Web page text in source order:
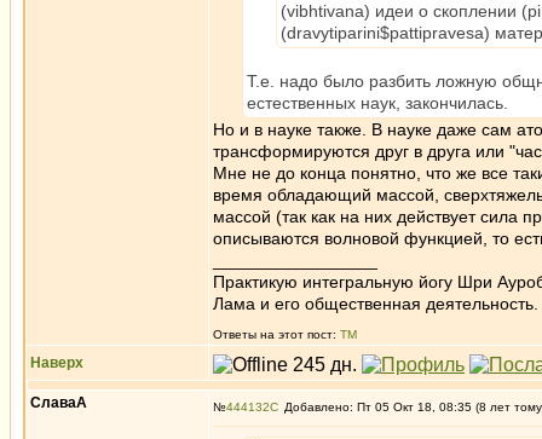
(vibhtivana) идеи о скоплении
(dravytiparini$pattipravesa)
Т.е. надо было разбить ложную
естественных наук, закончилась.
Но и в науке также. В науке даже сам
трансформируются друг в друга или
Мне не до конца понятно, что же все
время обладающий массой,
массой (так как на них действует сила
описываются волновой функцией, то
Практикую интегральную йогу Шри
Лама и его общественная деятельность.
Ответы на этот пост: ТМ
Наверх
СлаваА №444132 Добавлено: Пт 05 Окт 18, 08:35 (8 лет